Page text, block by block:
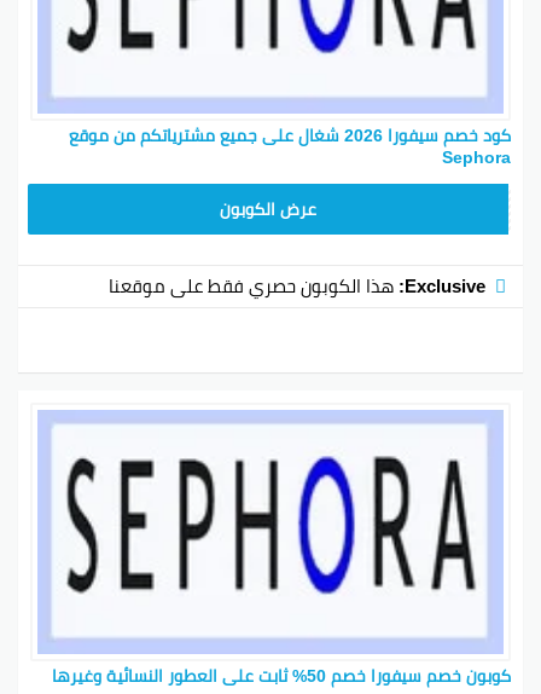
كود خصم سيفورا 2026 شغال على جميع مشترياتكم من موقع
Sephora
عرض الكوبون
Exclusive: هذا الكوبون حصري فقط على موقعنا
كوبون خصم سيفورا خصم 50% ثابت على العطور النسائية وغيرها